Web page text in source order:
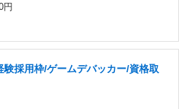
円
験採用枠/ゲームデバッカー/資格取